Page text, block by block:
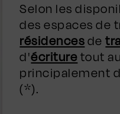
Selon les
des espaces de
résidences de
d'écriture tout
principalement
(*).